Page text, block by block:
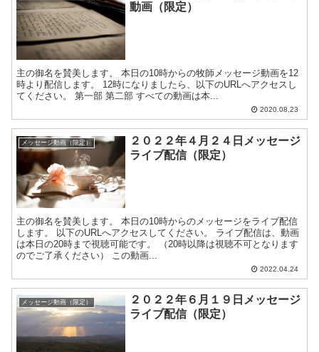
動画（限定）
主の御名を賛美します。 本日の10時からの牧師メッセージ動画を12
時より配信します。 12時になりましたら、以下のURLへアクセスし
てください。 第一部 第二部 すべての動画は本...
2020.08.23
メッセージ動画（限定）
２０２２年４月２４日メッセージ
ライブ配信（限定）
主の御名を賛美します。 本日の10時からのメッセージをライブ配信
します。 以下のURLへアクセスしてください。 ライブ配信は、動画
は本日の20時まで視聴可能です。 （20時以降は視聴不可となります
のでご了承ください） この動画...
2022.04.24
メッセージ動画（限定）
２０２２年６月１９日メッセージ
ライブ配信（限定）